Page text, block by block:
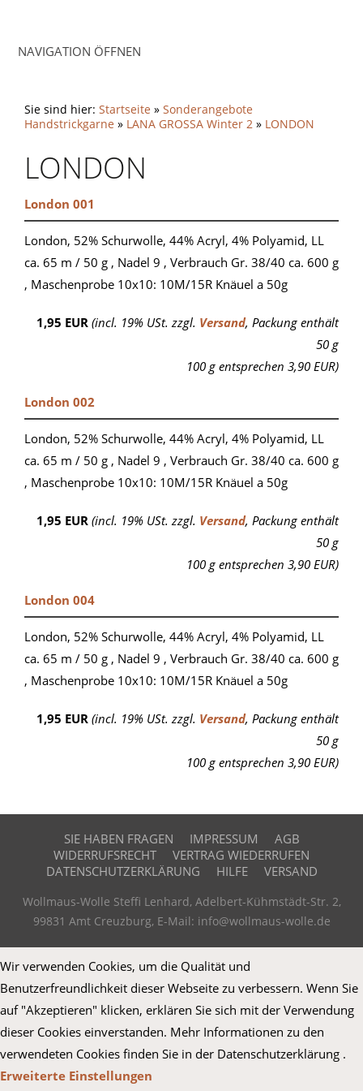
NAVIGATION ÖFFNEN
Sie sind hier: Startseite » Sonderangebote
Handstrickgarne » LANA GROSSA Winter 2 » LONDON
LONDON
London 001
London, 52% Schurwolle, 44% Acryl, 4% Polyamid, LL
ca. 65 m / 50 g , Nadel 9 , Verbrauch Gr. 38/40 ca. 600 g
, Maschenprobe 10x10: 10M/15R Knäuel a 50g
1,95 EUR (incl. 19% USt. zzgl. Versand, Packung enthält
50 g
100 g entsprechen 3,90 EUR)
London 002
London, 52% Schurwolle, 44% Acryl, 4% Polyamid, LL
ca. 65 m / 50 g , Nadel 9 , Verbrauch Gr. 38/40 ca. 600 g
, Maschenprobe 10x10: 10M/15R Knäuel a 50g
1,95 EUR (incl. 19% USt. zzgl. Versand, Packung enthält
50 g
100 g entsprechen 3,90 EUR)
London 004
London, 52% Schurwolle, 44% Acryl, 4% Polyamid, LL
ca. 65 m / 50 g , Nadel 9 , Verbrauch Gr. 38/40 ca. 600 g
, Maschenprobe 10x10: 10M/15R Knäuel a 50g
1,95 EUR (incl. 19% USt. zzgl. Versand, Packung enthält
50 g
100 g entsprechen 3,90 EUR)
SIE HABEN FRAGEN IMPRESSUM
AGB
WIDERRUFSRECHT
VERTRAG WIEDERRUFEN
DATENSCHUTZERKLÄRUNG
HILFE VERSAND
Wollmaus-Wolle Steffi Lenhard, Adelbert-Kühmstädt-Str. 2,
99831 Amt Creuzburg, E-Mail: info@wollmaus-wolle.de
Wir verwenden Cookies, um die Qualität und
Benutzerfreundlichkeit dieser Webseite zu verbessern. Wenn Sie
auf "Akzeptieren" klicken, erklären Sie sich mit der Verwendung
dieser Cookies einverstanden. Mehr Informationen zu den
verwendeten Cookies finden Sie in der Datenschutzerklärung .
Erweiterte Einstellungen